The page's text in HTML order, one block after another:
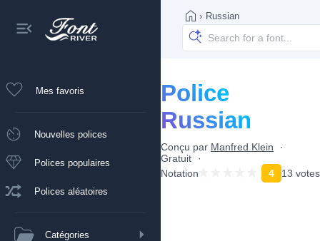
Mes favoris
Nouvelles polices
Polices populaires
Polices aléatoires
Catégories
› Russian
Police
Russian
Conçu par Manfred Klein
Gratuit
Notation
4 13 votes